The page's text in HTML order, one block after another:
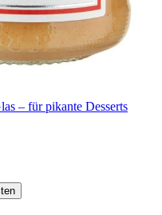
– für pikante Desserts